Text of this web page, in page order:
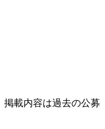
掲載内容は過去の公募